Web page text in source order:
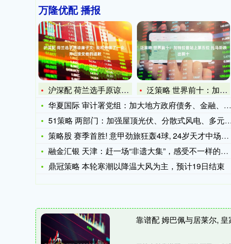
万隆优配 播报
沪深配 荷兰选手原谅廉子文: 我和他聊了一会, 并已接受他的
泛策略 世界前十：加特拉普站上第五位 托马斯跌出前十
华夏国际 审计署党组：加大地方政府债务、金融、能源等领域重大
51策略 两部门：加强屋顶光伏、分散式风电、多元储能、充电桩
策略股 赛季首胜! 意甲劲旅狂轰4球, 24岁天才中场爆发:
融金汇银 天津：赶一场“非遗大集”，感受不一样的烟火气
鼎冠策略 本轮寒潮以降温大风为主，预计19日结束
靠谱配 姆巴佩与居莱尔,